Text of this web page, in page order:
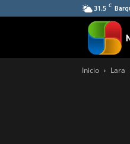
31.5 C
Inicio Lara